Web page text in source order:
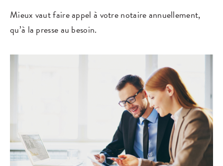
Mieux vaut faire appel à votre notaire annuellement,
qu’à la presse au besoin.